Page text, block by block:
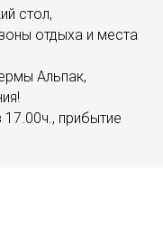
стол,
отдыха и места
Альпак,
прибытие